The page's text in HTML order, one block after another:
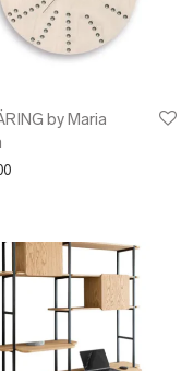
€ 1,099.00
by Maria